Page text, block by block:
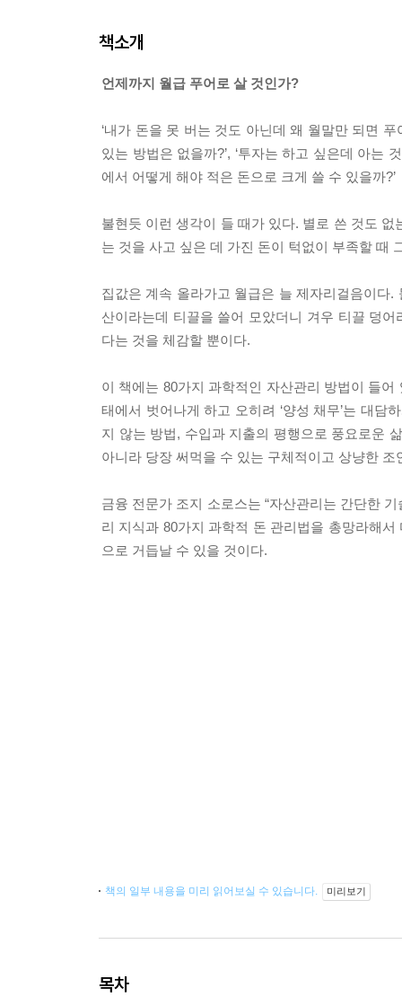
책소개
언제까지 월급 푸어로 살 것인가?
‘내가 돈을 못 버는 것도 아닌데 왜 월말만 되면
있는 방법은 없을까?’, ‘투자는 하고 싶은데 아는
에서 어떻게 해야 적은 돈으로 크게 쓸 수 있을까?’
불현듯 이런 생각이 들 때가 있다. 별로 쓴 것도
는 것을 사고 싶은 데 가진 돈이 턱없이 부족할 때
집값은 계속 올라가고 월급은 늘 제자리걸음이다
산이라는데 티끌을 쓸어 모았더니 겨우 티끌 덩
다는 것을 체감할 뿐이다.
이 책에는 80가지 과학적인 자산관리 방법이 들어
태에서 벗어나게 하고 오히려 ‘양성 채무’는 대담
지 않는 방법, 수입과 지출의 평행으로 풍요로운
아니라 당장 써먹을 수 있는 구체적이고 상냥한 조
금융 전문가 조지 소로스는 “자산관리는 간단한
리 지식과 80가지 과학적 돈 관리법을 총망라해
으로 거듭날 수 있을 것이다.
책의 일부 내용을 미리 읽어보실 수 있습니다. 미리보기
목차